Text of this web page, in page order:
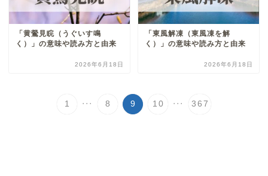
「黄鶯見睆（うぐいす鳴
く）」の意味や読み方と由来
2026年6月18日
「東風解凍（東風凍を解
く）」の意味や読み方と由来
2026年6月18日
1 ... 8 9 10 ... 367